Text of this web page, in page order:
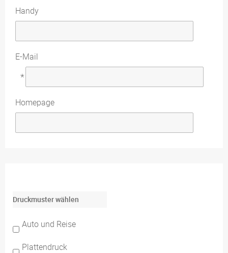
Handy
E-Mail
*
Homepage
Druckmuster wählen
Auto und Reise
Plattendruck